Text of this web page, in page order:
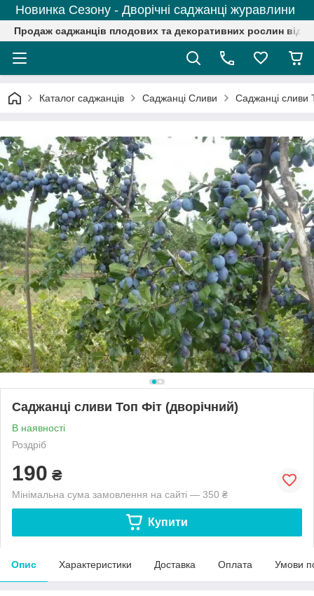
Новинка Сезону - Дворічні саджанці журавлини
Продаж саджанців плодових та декоративних рослин від
Каталог саджанців Саджанці Сливи Саджанці сливи
Саджанці сливи Топ Фіт (дворічний)
В наявності
Роздріб
190 ₴
Мінімальна сума замовлення на сайті — 350 ₴
Купити
Опис Характеристики Доставка Оплата Умови